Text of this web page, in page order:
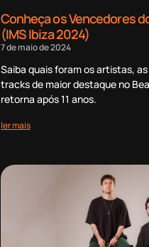
Conheça os Vencedores
(IMS Ibiza 2024)
7 de maio de 2024
Saiba quais foram os artistas,
tracks de maior destaque no
retorna após 11 anos.
ler mais